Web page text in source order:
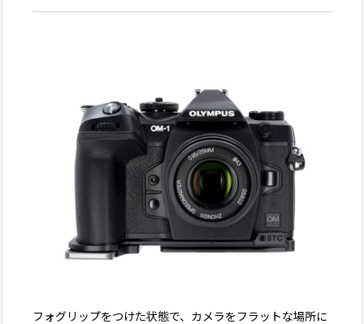
フォグリップをつけた状態で、カメラをフラットな場所に